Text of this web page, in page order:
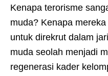
Kenapa terorisme
muda? Kenapa
untuk direkrut dalam
muda seolah menjadi
regenerasi kader